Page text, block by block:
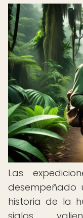
Las
desempeñado
historia de la